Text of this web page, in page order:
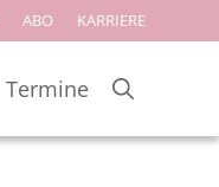
ABO KARRIERE
Termine